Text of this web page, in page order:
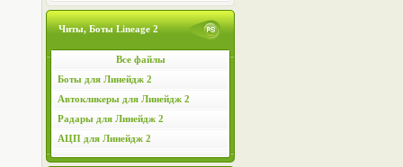
Читы, Боты Lineage 2
Все файлы
Боты для Линейдж 2
Автокликеры для Линейдж 2
Радары для Линейдж 2
АЦП для Линейдж 2